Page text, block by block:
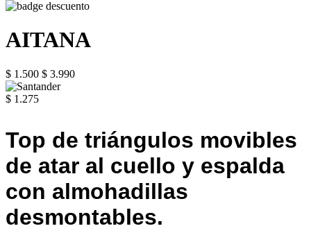
AITANA
$ 1.500 $ 3.990
$ 1.275
Top de triángulos movibles
de atar al cuello y espalda
con almohadillas
desmontables.